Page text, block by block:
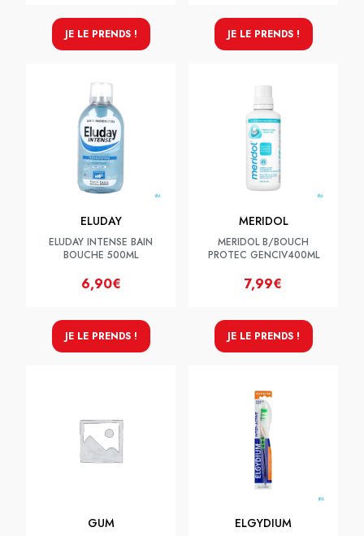
JE LE PRENDS ! JE LE PRENDS !
ELUDAY
ELUDAY INTENSE BAIN
BOUCHE 500ML
6,90€
JE LE PRENDS !
MERIDOL
MERIDOL B/BOUCH
PROTEC GENCIV400ML
7,99€
JE LE PRENDS !
GUM ELGYDIUM